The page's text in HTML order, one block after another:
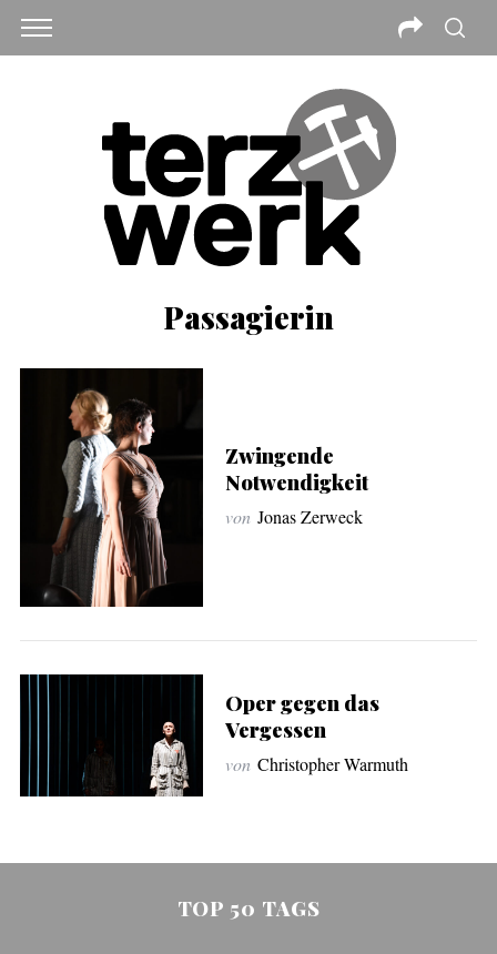
Passagierin
Zwingende
Notwendigkeit
von Jonas Zerweck
Oper gegen das
Vergessen
von Christopher Warmuth
TOP 50 TAGS